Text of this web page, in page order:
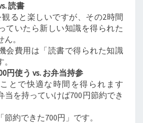
読書
ると楽しいですが、その2時間
ていたら新しい知識を得られた
。
会費用は「読書で得られた知識
円使う vs. お弁当持参
とで快適な時間を得られます
当を持っていけば700円節約でき
約できた700円」です。